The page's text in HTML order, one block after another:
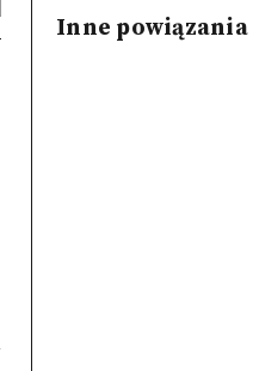
Inne powiązania